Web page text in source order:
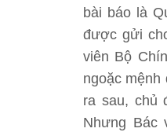
bài báo là
được gửi
viên Bộ
ngoặc mệnh
ra sau, chủ
Nhưng Bác